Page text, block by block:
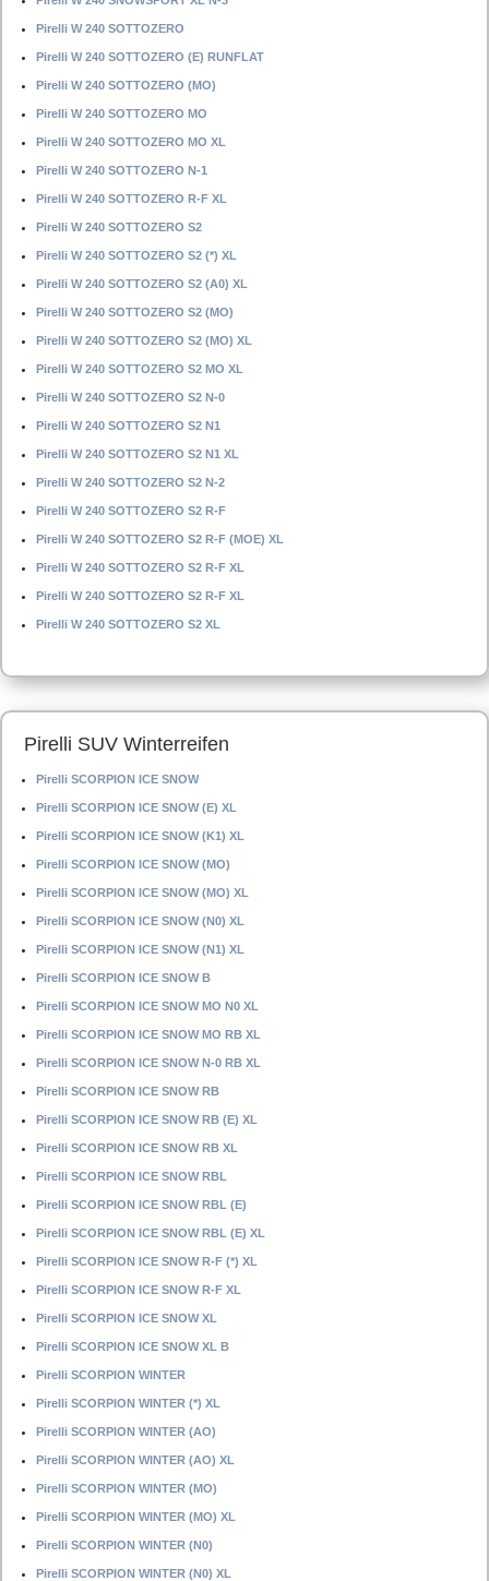
Pirelli W 240 SOTTOZERO
Pirelli W 240 SOTTOZERO (E) RUNFLAT
Pirelli W 240 SOTTOZERO (MO)
Pirelli W 240 SOTTOZERO MO
Pirelli W 240 SOTTOZERO MO XL
Pirelli W 240 SOTTOZERO N-1
Pirelli W 240 SOTTOZERO R-F XL
Pirelli W 240 SOTTOZERO S2
Pirelli W 240 SOTTOZERO S2 (*) XL
Pirelli W 240 SOTTOZERO S2 (A0) XL
Pirelli W 240 SOTTOZERO S2 (MO)
Pirelli W 240 SOTTOZERO S2 (MO) XL
Pirelli W 240 SOTTOZERO S2 MO XL
Pirelli W 240 SOTTOZERO S2 N-0
Pirelli W 240 SOTTOZERO S2 N1
Pirelli W 240 SOTTOZERO S2 N1 XL
Pirelli W 240 SOTTOZERO S2 N-2
Pirelli W 240 SOTTOZERO S2 R-F
Pirelli W 240 SOTTOZERO S2 R-F (MOE) XL
Pirelli W 240 SOTTOZERO S2 R-F XL
Pirelli W 240 SOTTOZERO S2 R-F XL
Pirelli W 240 SOTTOZERO S2 XL
Pirelli SUV Winterreifen
Pirelli SCORPION ICE SNOW
Pirelli SCORPION ICE SNOW (E) XL
Pirelli SCORPION ICE SNOW (K1) XL
Pirelli SCORPION ICE SNOW (MO)
Pirelli SCORPION ICE SNOW (MO) XL
Pirelli SCORPION ICE SNOW (N0) XL
Pirelli SCORPION ICE SNOW (N1) XL
Pirelli SCORPION ICE SNOW B
Pirelli SCORPION ICE SNOW MO N0 XL
Pirelli SCORPION ICE SNOW MO RB XL
Pirelli SCORPION ICE SNOW N-0 RB XL
Pirelli SCORPION ICE SNOW RB
Pirelli SCORPION ICE SNOW RB (E) XL
Pirelli SCORPION ICE SNOW RB XL
Pirelli SCORPION ICE SNOW RBL
Pirelli SCORPION ICE SNOW RBL (E)
Pirelli SCORPION ICE SNOW RBL (E) XL
Pirelli SCORPION ICE SNOW R-F (*) XL
Pirelli SCORPION ICE SNOW R-F XL
Pirelli SCORPION ICE SNOW XL
Pirelli SCORPION ICE SNOW XL B
Pirelli SCORPION WINTER
Pirelli SCORPION WINTER (*) XL
Pirelli SCORPION WINTER (AO)
Pirelli SCORPION WINTER (AO) XL
Pirelli SCORPION WINTER (MO)
Pirelli SCORPION WINTER (MO) XL
Pirelli SCORPION WINTER (N0)
Pirelli SCORPION WINTER (N0) XL